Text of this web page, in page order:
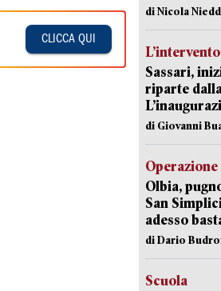
CLICCA QUI
di Nicola
L’intervento
Sassari,
riparte
di Giovanni
Olbia,
San
adesso
di Dario
Scuola